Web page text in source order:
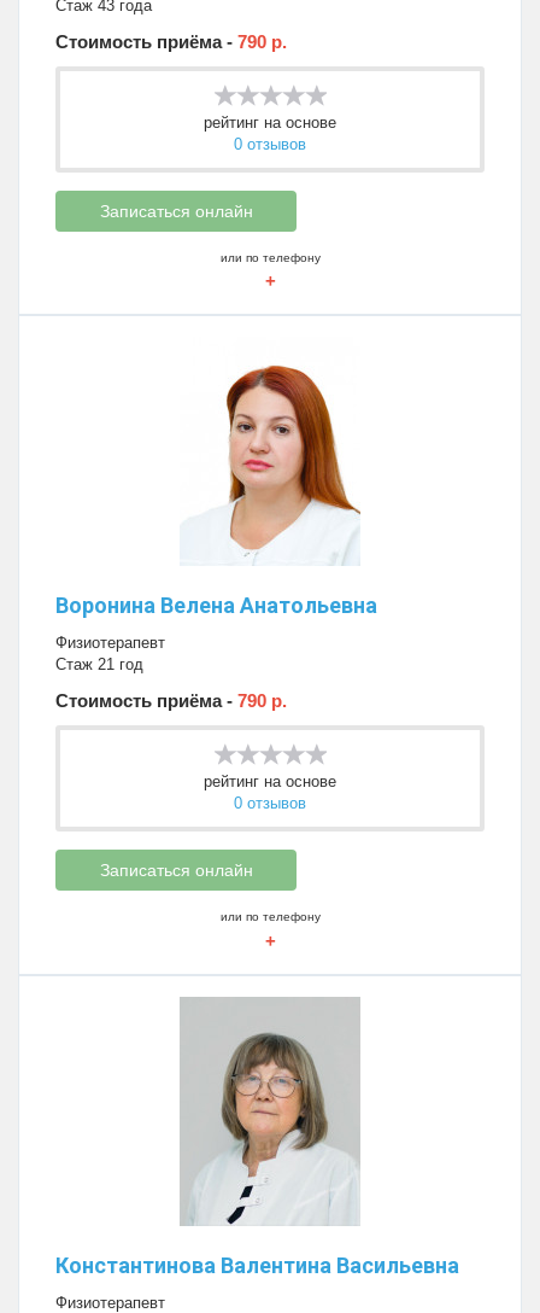
Стаж 43 года
Стоимость приёма - 790 р.
рейтинг на основе
0 отзывов
Записаться онлайн
или по телефону
+
Воронина Велена Анатольевна
Физиотерапевт
Стаж 21 год
Стоимость приёма - 790 р.
рейтинг на основе
0 отзывов
Записаться онлайн
или по телефону
+
Константинова Валентина Васильевна
Физиотерапевт